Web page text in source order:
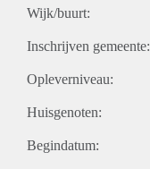
Wijk/buurt:
Inschrijven gemeente:
Opleverniveau:
Huisgenoten:
Begindatum: